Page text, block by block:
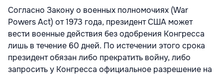
Согласно Закону о военных полномочиях (War
Powers Act) от 1973 года, президент США может
вести военные действия без одобрения Конгресса
лишь в течение 60 дней. По истечении этого срока
президент обязан либо прекратить войну, либо
запросить у Конгресса официальное разрешение на